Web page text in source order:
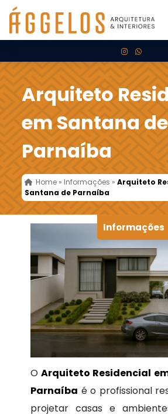
Arquiteto
em Santana de
Parnaíba
Home » Informações »Arquiteto
Santana de Parnaíba
OArquiteto Residencial
Parnaíba é o profissional
projetar casas e
Informações